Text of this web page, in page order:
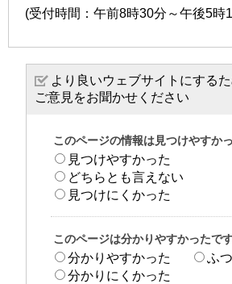
(受付時間：午前8時30分～午後5時
より良いウェブサイトにする
ご意見をお聞かせください
このページの情報は見つけやすか
見つけやすかった
どちらとも言えない
見つけにくかった
このページは分かりやすかったで
分かりやすかった
ふ
分かりにくかった